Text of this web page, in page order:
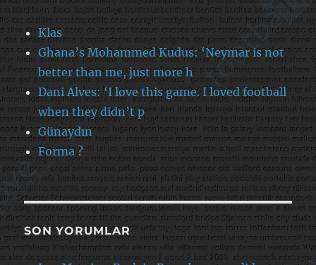
Klas
Ghana’s Mohammed Kudus: ‘Neymar is not
better than me, just more h
Dani Alves: ‘I love this game. I loved football
when they didn’t p
Günaydın
Forma ?
SON YORUMLAR